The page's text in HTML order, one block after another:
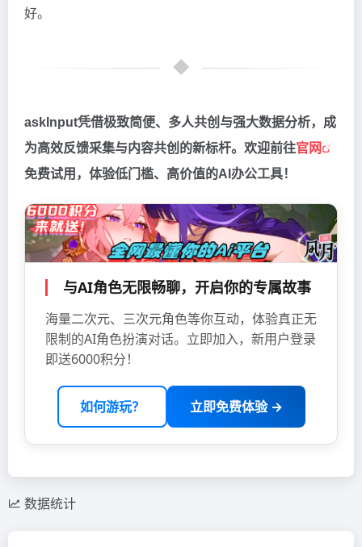
好。
askInput凭借极致简便、多人共创与强大数据分析，成
为高效反馈采集与内容共创的新标杆。欢迎前往官网
免费试用，体验低门槛、高价值的AI办公工具！
与AI角色无限畅聊，开启你的专属故事
海量二次元、三次元角色等你互动，体验真正无
限制的AI角色扮演对话。立即加入，新用户登录
即送6000积分！
如何游玩？ 立即免费体验 →
数据统计